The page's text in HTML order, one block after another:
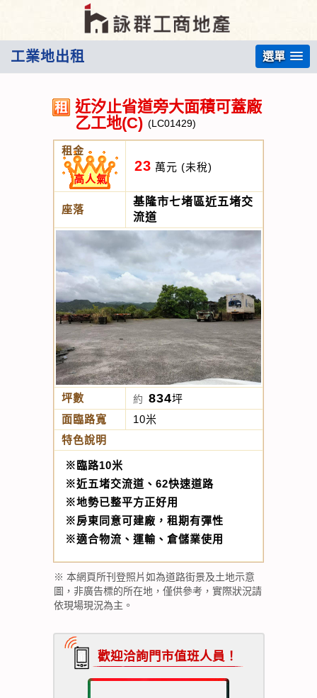
工業地出租 選單
近汐止省道旁大面積可蓋廠
乙工地(C) (LC01429)
租金
高人氣
23 萬元 (未稅)
座落
基隆市七堵區近五堵交
流道
坪數 約 834坪
面臨路寬
10米
特色說明
※臨路10米
※近五堵交流道、62快速道路
※地勢已整平方正好用
※房東同意可建廠，租期有彈性
※適合物流、運輸、倉儲業使用
※ 本網頁所刊登照片如為道路街景及土地示意
圖，非廣告標的所在地，僅供參考，實際狀況請
依現場現況為主。
歡迎洽詢門市值班人員！